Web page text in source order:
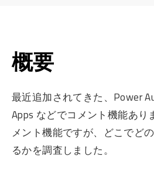
概要
最近追加されてきた、Power
Apps などでコメント機能あり
メント機能ですが、どこでど
るかを調査しました。